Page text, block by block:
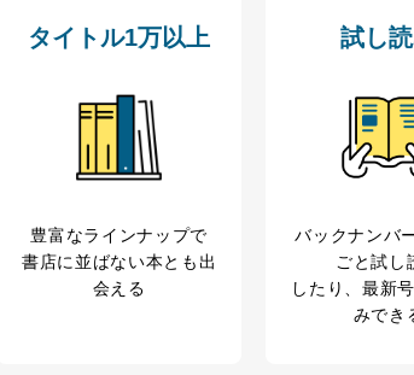
個人情報保護管理者の責任のもと、個人情報を取
タイトル1万以上
豊富なラインナップで
書店に並ばない本とも出
会える
試し
バックナンバ
ごと試し
したり、最新
みでき